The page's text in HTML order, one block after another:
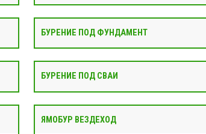
БУРЕНИЕ ПОД ФУНДАМЕНТ
БУРЕНИЕ ПОД СВАИ
ЯМОБУР ВЕЗДЕХОД